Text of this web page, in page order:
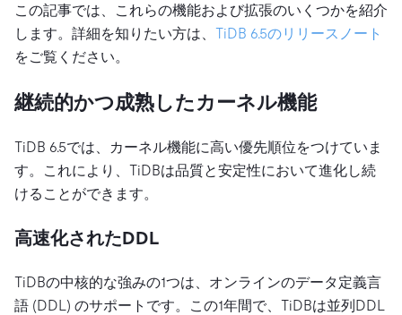
この記事では、これらの機能および拡張のいくつかを紹介
します。詳細を知りたい方は、 TiDB 6.5のリリースノート
をご覧ください。
継続的かつ成熟したカーネル機能
TiDB 6.5では、カーネル機能に高い優先順位をつけていま
す。これにより、TiDBは品質と安定性において進化し続
けることができます。
高速化されたDDL
TiDBの中核的な強みの1つは、オンラインのデータ定義言
語 (DDL) のサポートです。この1年間で、TiDBは並列DDL